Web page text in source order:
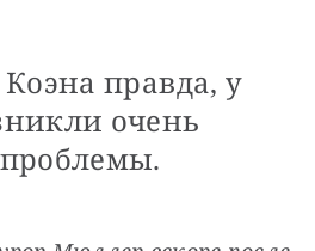
правда, у
очень